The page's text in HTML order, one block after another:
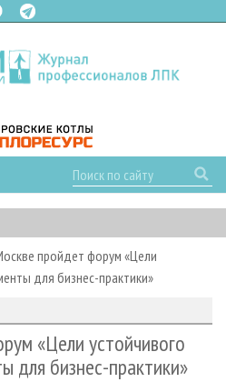
пройдет форум «Цели
для бизнес-практики»
«Цели устойчивого
для бизнес-практики»